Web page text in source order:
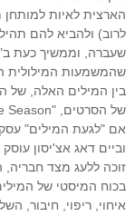
הארצית לאיות
לרוב) ולהביא להם
שהמשמעות המילולית
בין המילים האלה, של
של הסרטים, "Bee Season" ו"Akeelah and the Bee", בהתאמה).
אם "לגעת המילים"
וביים דאג אצ'יסון
זוכה ללעג מצד חבריה,
בכוח המיסטי של
איחוי, ריפוי, חיבור,